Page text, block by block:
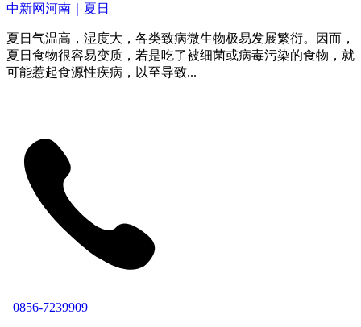
中新网河南｜夏日
夏日气温高，湿度大，各类致病微生物极易发展繁衍。因而，
夏日食物很容易变质，若是吃了被细菌或病毒污染的食物，就
可能惹起食源性疾病，以至导致...
0856-7239909